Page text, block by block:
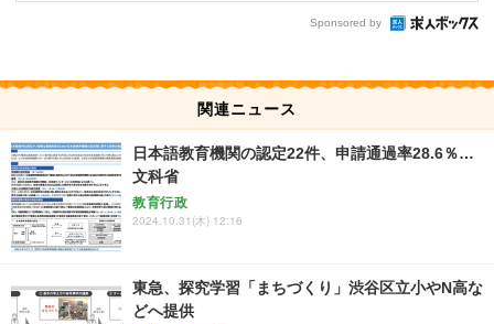
Sponsored by
関連ニュース
日本語教育機関の認定22件、申請通過率28.6％…
文科省
教育行政
2024.10.31(木) 12:16
東急、探究学習「まちづくり」渋谷区立小やN高な
どへ提供